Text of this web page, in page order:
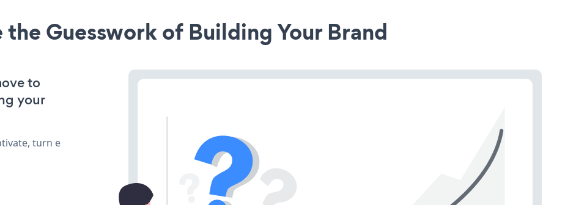
the Guesswork of Building Your Brand
to
your
turn e